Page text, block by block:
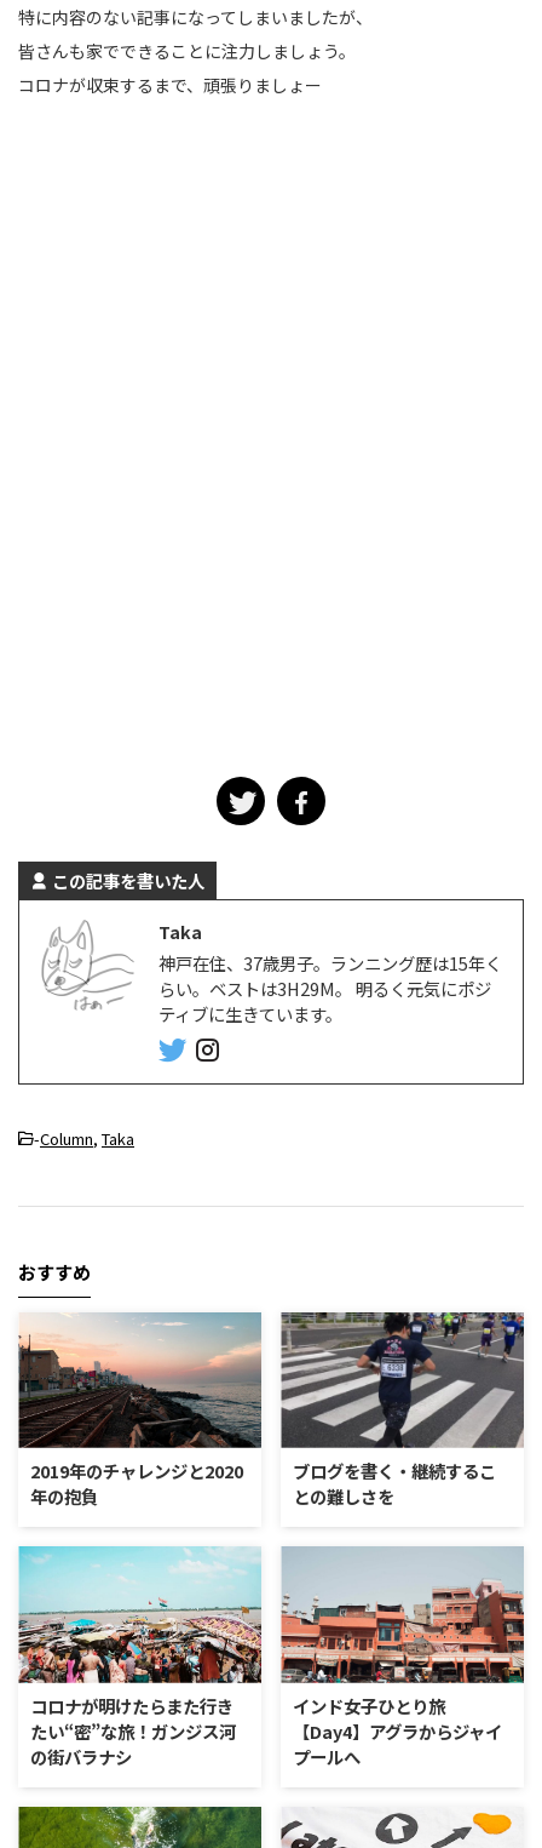
特に内容のない記事になってしまいましたが、
皆さんも家でできることに注力しましょう。
コロナが収束するまで、頑張りましょー
この記事を書いた人
Taka
神戸在住、37歳男子。ランニング歴は15年く
らい。ベストは3H29M。 明るく元気にポジ
ティブに生きています。
-Column, Taka
おすすめ
2019年のチャレンジと2020
年の抱負
ブログを書く・継続するこ
との難しさを
コロナが明けたらまた行き
たい“密”な旅！ガンジス河
の街バラナシ
インド女子ひとり旅
【Day4】アグラからジャイ
プールへ